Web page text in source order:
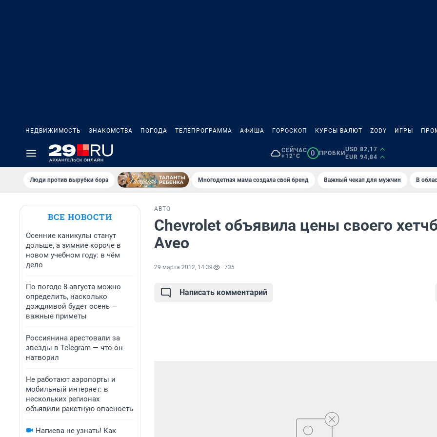
НЕДВИЖИМОСТЬ ЗНАКОМСТВА ПОГОДА ТЕЛЕПРОГРАММА АФИША ГОРОСКОП КУРСЫ ВАЛЮТ ZODY ИГРЫ
СЕЙЧАС
+12°C
0 ПРОБКИ
USD 82,17
EUR 94,84
Люди против вырубки бора Многодетная мама создала свой бренд Важный чекап для мужчин В
ВСЕ НОВОСТИ
Осенние каникулы станут
дольше, а зимние короче в
новом учебном году: в чём
дело
По погоде 8 августа можно
определить, насколько
дождливой будет осень —
важные приметы
Россиянина арестовали за
звезды в Telegram — что он
натворил
Не работают аэропорты и
мобильный интернет: в
нескольких регионах
объявили ракетную опасность
Нагиева не узнать! Как
АВТО
Chevrolet объявила цены своего
Aveo
29 марта 2012, 14:39 735
Написать комментарий